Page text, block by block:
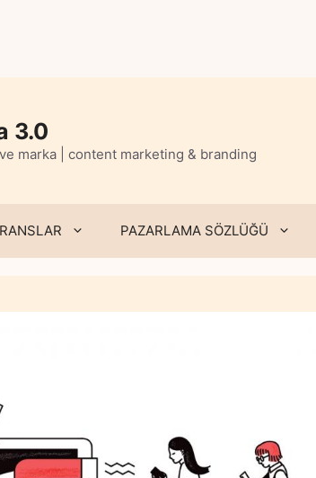
3.0
marka | content marketing & branding
PAZARLAMA SÖZLÜĞÜ